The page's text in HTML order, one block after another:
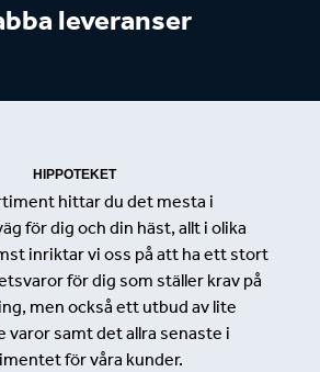
leveranser
HIPPOTEKET
hittar du det mesta i
för dig och din häst, allt i olika
inriktar vi oss på att ha ett stort
för dig som ställer krav på
men också ett utbud av lite
varor samt det allra senaste i
för våra kunder.